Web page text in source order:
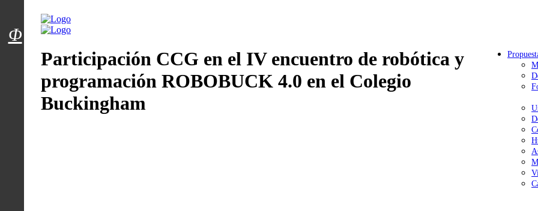
Menú usuarios
Participación CCG en el IV encuentro de robótica y
programación ROBOBUCK 4.0 en el Colegio
Buckingham
Φ